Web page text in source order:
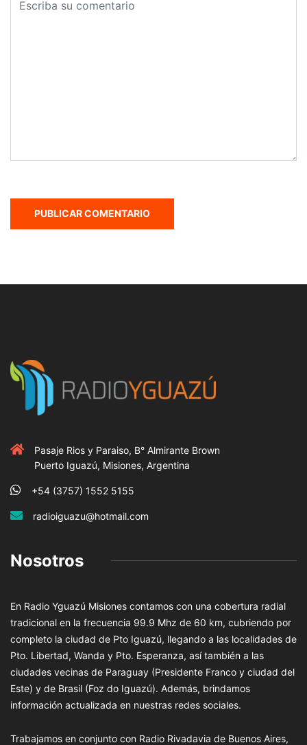
Pasaje Rios y Paraiso, B° Almirante Brown
Puerto Iguazú, Misiones, Argentina
+54 (3757) 1552 5155
radioiguazu@hotmail.com
Nosotros
En Radio Yguazú Misiones contamos con una cobertura radial
tradicional en la frecuencia 99.9 Mhz de 60 km, cubriendo por
completo la ciudad de Pto Iguazú, llegando a las localidades de
Pto. Libertad, Wanda y Pto. Esperanza, así también a las
ciudades vecinas de Paraguay (Presidente Franco y ciudad del
Este) y de Brasil (Foz do Iguazú). Además, brindamos
información actualizada en nuestras redes sociales.
Trabajamos en conjunto con Radio Rivadavia de Buenos Aires,